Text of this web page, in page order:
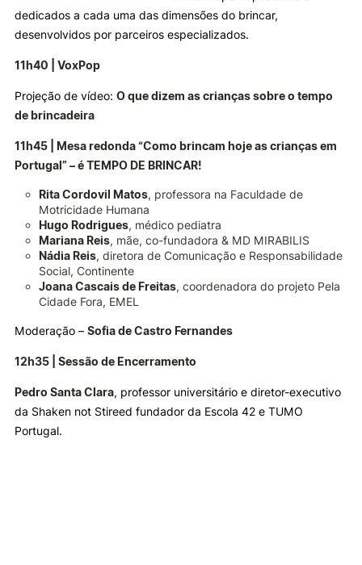
dedicados a cada uma das dimensões do brincar,
desenvolvidos por parceiros especializados.
11h40 | VoxPop
Projeção de vídeo: O que dizem as crianças sobre o tempo
de brincadeira
11h45 | Mesa redonda “Como brincam hoje as crianças em
Portugal” – é TEMPO DE BRINCAR!
Rita Cordovil Matos, professora na Faculdade de
Motricidade Humana
Hugo Rodrigues, médico pediatra
Mariana Reis, mãe, co-fundadora & MD MIRABILIS
Nádia Reis, diretora de Comunicação e Responsabilidade
Social, Continente
Joana Cascais de Freitas, coordenadora do projeto Pela
Cidade Fora, EMEL
Moderação – Sofia de Castro Fernandes
12h35 | Sessão de Encerramento
Pedro Santa Clara, professor universitário e diretor-executivo
da Shaken not Stireed fundador da Escola 42 e TUMO
Portugal.